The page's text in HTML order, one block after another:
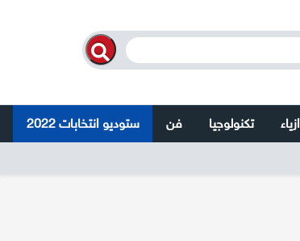
تكنولوجيا فن ستوديو انتخابات 2022